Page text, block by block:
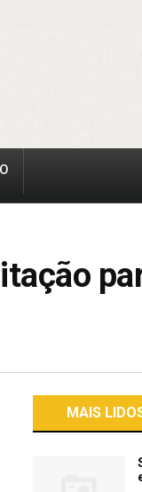
MAIS